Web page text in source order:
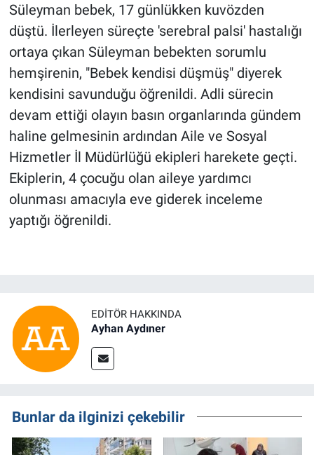
Süleyman bebek, 17 günlükken kuvözden
düştü. İlerleyen süreçte 'serebral palsi' hastalığı
ortaya çıkan Süleyman bebekten sorumlu
hemşirenin, "Bebek kendisi düşmüş" diyerek
kendisini savunduğu öğrenildi. Adli sürecin
devam ettiği olayın basın organlarında gündem
haline gelmesinin ardından Aile ve Sosyal
Hizmetler İl Müdürlüğü ekipleri harekete geçti.
Ekiplerin, 4 çocuğu olan aileye yardımcı
olunması amacıyla eve giderek inceleme
yaptığı öğrenildi.
EDITÖR HAKKINDA
Ayhan Aydıner
Bunlar da ilginizi çekebilir